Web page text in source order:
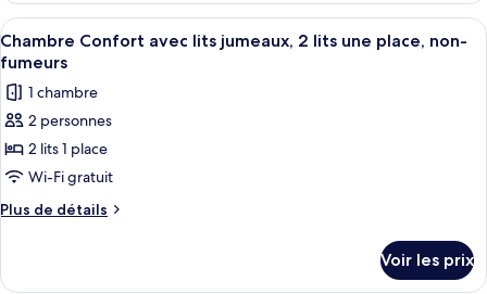
Extra
Bed)
Superior
Double
Room,
Queen
Bed
type
de
chambre
Double
Room,
Queen
Bed
Afficher
toutes
les
photos
pour
ce
type
de
Confort
Une chambre d’hôtel avec deux lits,
1
Chambre Confort avec lits jumeaux, 2 lits une place, non-
fumeurs
1 chambre
2 personnes
2 lits 1 place
Wi-Fi gratuit
Plus de détails
Plus
le
Voir les prix